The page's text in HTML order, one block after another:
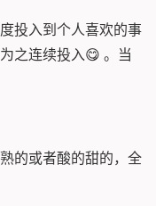
投入到个人喜欢的事
之连续投入😋 。当
的或者酸的甜的，全